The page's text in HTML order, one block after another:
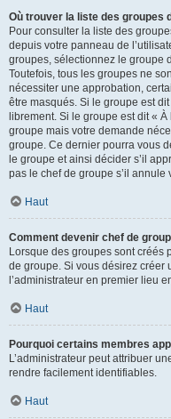
Où trouver la liste des groupes
Pour consulter la liste des
depuis votre panneau de
groupes, sélectionnez le groupe
Toutefois, tous les groupes ne
nécessiter une approbation,
être masqués. Si le groupe est
librement. Si le groupe est dit «
groupe mais votre demande
groupe. Ce dernier pourra vous
le groupe et ainsi décider s’il
pas le chef de groupe s’il
Haut
Comment devenir chef de
Lorsque des groupes sont créés
de groupe. Si vous désirez créer
l’administrateur en premier lieu
Haut
Pourquoi certains membres
L’administrateur peut attribuer
rendre facilement identifiables.
Haut